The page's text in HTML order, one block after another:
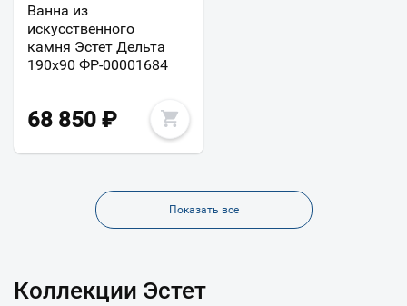
Ванна из
искусственного
камня Эстет Дельта
190х90 ФР-00001684
68 850 ₽
Показать все
Коллекции Эстет